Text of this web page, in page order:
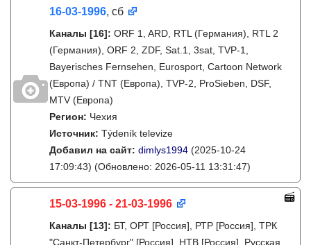
16-03-1996, сб
Каналы [16]: ORF 1, ARD, RTL (Германия), RTL 2
(Германия), ORF 2, ZDF, Sat.1, 3sat, TVP-1,
Bayerisches Fernsehen, Eurosport, Cartoon Network
(Европа) / TNT (Европа), TVP-2, ProSieben, DSF,
MTV (Европа)
Регион: Чехия
Источник: Týdeník televize
Добавил на сайт: dimlys1994 (2025-10-24
17:09:43) (Обновлено: 2026-05-11 13:31:47)
15-03-1996 - 21-03-1996
Каналы [13]: БТ, ОРТ [Россия], РТР [Россия], ТРК
"Санкт-Петербург" [Россия], НТВ [Россия], Русская